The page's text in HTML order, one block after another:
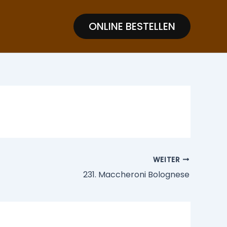
ONLINE BESTELLEN
WEITER
231. Maccheroni Bolognese